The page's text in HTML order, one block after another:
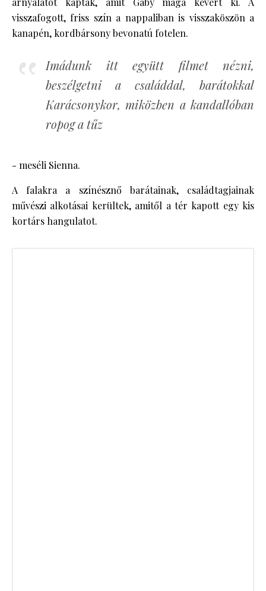
visszafogott, friss szín a nappaliban is visszaköszön a
kanapén, kordbársony bevonatú fotelen.
Imádunk itt együtt filmet nézni,
beszélgetni a családdal, barátokkal
Karácsonykor, miközben a kandallóban
ropog a tűz
- meséli Sienna.
A falakra a színésznő barátainak, családtagjainak
művészi alkotásai kerültek, amitől a tér kapott egy kis
kortárs hangulatot.